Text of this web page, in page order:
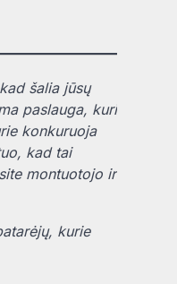
šalia jūsų
paslauga, kuri
konkuruoja
kad tai
montuotojo ir
kurie